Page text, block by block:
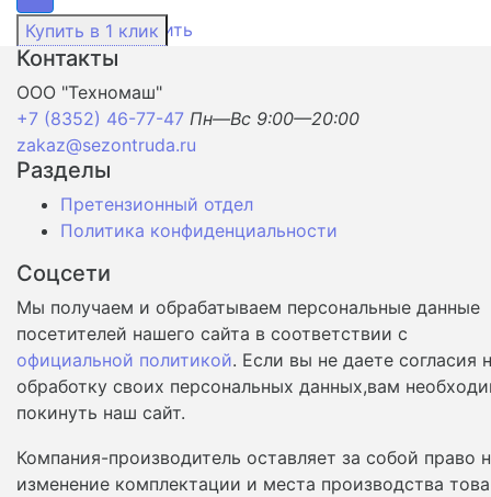
избранное сравнить
Контакты
ООО "Техномаш"
+7 (8352) 46-77-47 Пн—Вс 9:00—20:00
zakaz@sezontruda.ru
Разделы
Претензионный отдел
Политика конфиденциальности
Соцсети
Мы получаем и обрабатываем персональные данные
посетителей нашего сайта в соответствии с
официальной политикой. Если вы не даете согласия
обработку своих персональных данных,вам
покинуть наш сайт.
Компания-производитель оставляет за собой право
изменение комплектации и места производства